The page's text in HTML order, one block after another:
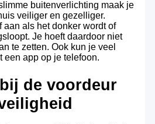
buitenverlichting maak je
veiliger en gezelliger.
aan als het donker wordt of
Je hoeft daardoor niet
te zetten. Ook kun je veel
een app op je telefoon.
de voordeur